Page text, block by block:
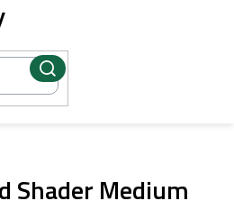
Shader Medium